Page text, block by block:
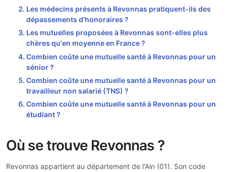
Les médecins présents à Revonnas pratiquent-ils des
dépassements d'honoraires ?
Les mutuelles proposées à Revonnas sont-elles plus
chères qu'en moyenne en France ?
Combien coûte une mutuelle santé à Revonnas pour un
sénior ?
Combien coûte une mutuelle santé à Revonnas pour un
travailleur non salarié (TNS) ?
Combien coûte une mutuelle santé à Revonnas pour un
étudiant ?
Où se trouve Revonnas ?
Revonnas appartient au département de l'Ain (01). Son code